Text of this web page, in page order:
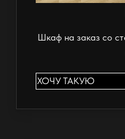
Шкаф на заказ со
ХОЧУ ТАКУЮ